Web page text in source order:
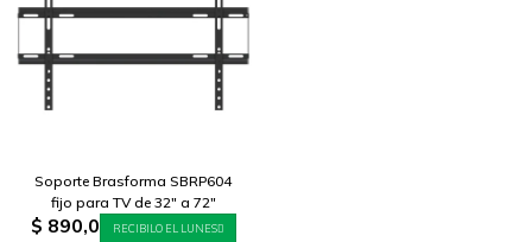
Soporte Brasforma SBRP604
fijo para TV de 32" a 72"
$ 890,0 RECIBILO EL LUNES